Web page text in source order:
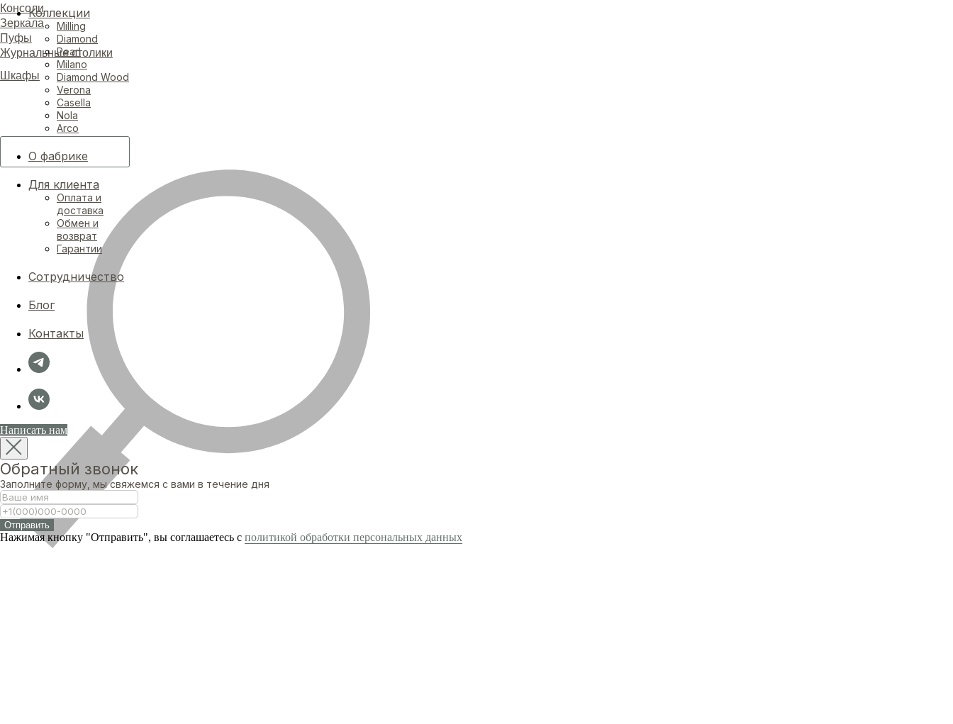
Консоли
Зеркала
Пуфы
Журнальные столики
Шкафы
Коллекции
Milling
Diamond
Pearl
Milano
Diamond Wood
Verona
Casella
Nola
Arco
О фабрике
Для клиента
Оплата и
доставка
Обмен и
возврат
Гарантии
Сотрудничество
Блог
Контакты
Написать нам
Обратный звонок
Заполните форму, мы свяжемся с вами в течение дня
Отправить
Нажимая кнопку "Отправить", вы соглашаетесь с политикой обработки персональных данных